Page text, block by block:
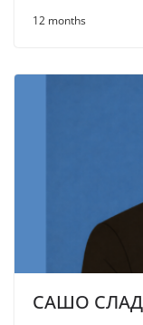
12 months
САШО